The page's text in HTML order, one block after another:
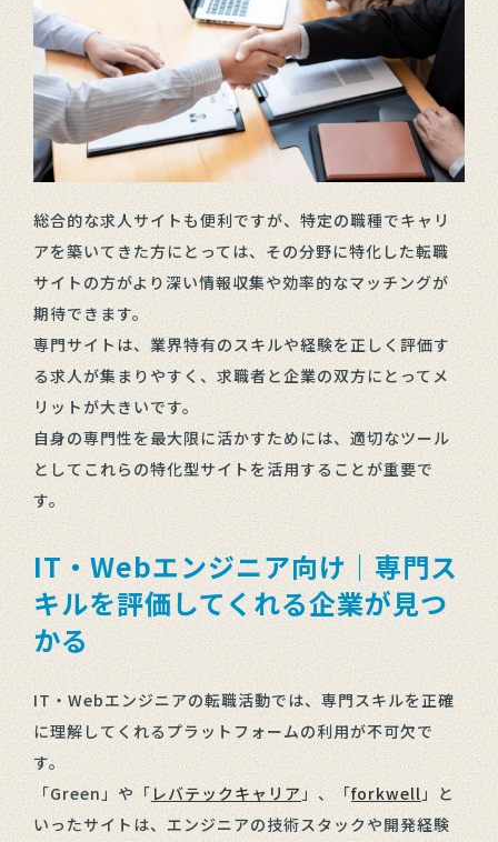
総合的な求人サイトも便利ですが、特定の職種でキャリ
アを築いてきた方にとっては、その分野に特化した転職
サイトの方がより深い情報収集や効率的なマッチングが
期待できます。
専門サイトは、業界特有のスキルや経験を正しく評価す
る求人が集まりやすく、求職者と企業の双方にとってメ
リットが大きいです。
自身の専門性を最大限に活かすためには、適切なツール
としてこれらの特化型サイトを活用することが重要で
す。
IT・Webエンジニア向け｜専門ス
キルを評価してくれる企業が見つ
かる
IT・Webエンジニアの転職活動では、専門スキルを正確
に理解してくれるプラットフォームの利用が不可欠で
す。
「Green」や「 レバテックキャリア 」、「forkwell」と
いったサイトは、エンジニアの技術スタックや開発経験